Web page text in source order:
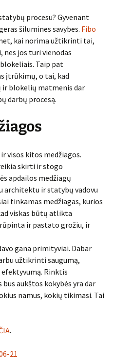
procesu? Gyvenant
šilumines savybes. Fibo
kai norima užtikrinti tai,
jos turi vienodas
Taip pat
įtrūkimų, o tai, kad
ir blokelių matmenis dar
darbų procesą.
visos kitos medžiagos.
skirti ir stogo
apdailos medžiagų
architektu ir statybų vadovu
tinkamas medžiagas, kurios
viskas būtų atlikta
ir pastato grožiu, ir
gana primityviai. Dabar
užtikrinti saugumą,
Rinktis
aukštos kokybės yra dar
namus, kokių tikimasi. Tai
.
21